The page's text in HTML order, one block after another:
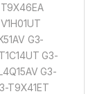
G3-
G3-
G3-
T9X41ET